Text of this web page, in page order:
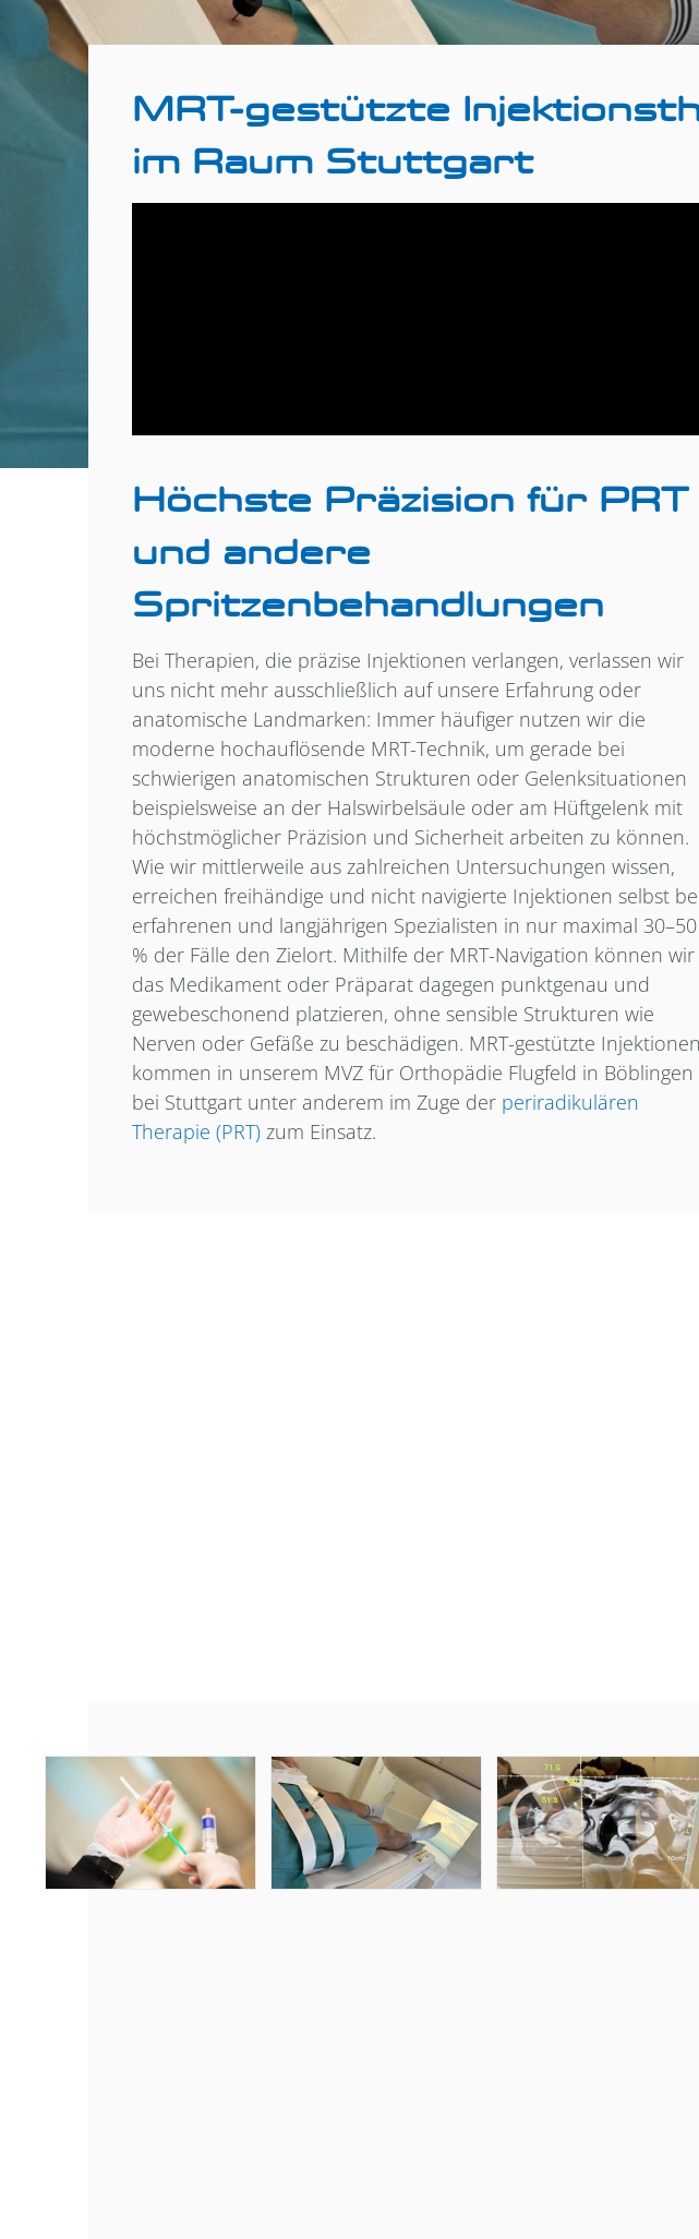
MRT-gestützte
im Raum Stuttgart
Höchste Präzision für PRT
und andere
Spritzenbehandlungen
Bei Therapien, die präzise Injektionen verlangen, verlassen wir
uns nicht mehr ausschließlich auf unsere Erfahrung oder
anatomische Landmarken: Immer häufiger nutzen wir die
moderne hochauflösende MRT-Technik, um gerade bei
schwierigen anatomischen Strukturen oder Gelenksituationen
beispielsweise an der Halswirbelsäule oder am Hüftgelenk mit
höchstmöglicher Präzision und Sicherheit arbeiten zu können.
Wie wir mittlerweile aus zahlreichen Untersuchungen wissen,
erreichen freihändige und nicht navigierte Injektionen selbst
erfahrenen und langjährigen Spezialisten in nur maximal 30–50
% der Fälle den Zielort. Mithilfe der MRT-Navigation können wir
das Medikament oder Präparat dagegen punktgenau und
gewebeschonend platzieren, ohne sensible Strukturen wie
Nerven oder Gefäße zu beschädigen. MRT-gestützte Injektionen
kommen in unserem MVZ für Orthopädie Flugfeld in Böblingen
bei Stuttgart unter anderem im Zuge der periradikulären
Therapie (PRT)zum Einsatz.